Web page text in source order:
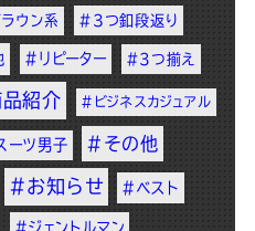
ウン系 #3つ釦段返り
#リピーター #3つ揃え
紹介 #ビジネスカジュアル
ーツ男子 #その他
#お知らせ #ベスト